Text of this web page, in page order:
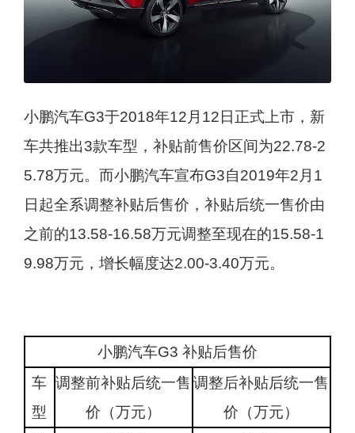
小鹏汽车G3于2018年12月12日正式上市，新
车共推出3款车型，补贴前售价区间为22.78-2
5.78万元。而小鹏汽车宣布G3自2019年2月1
日起全系调整补贴后售价，补贴后统一售价由
之前的13.58-16.58万元调整至现在的15.58-1
9.98万元，增长幅度达2.00-3.40万元。
小鹏汽车G3 补贴后售价
车
型
调整前补贴后统一售
价（万元）
调整后补贴后统一售
价（万元）